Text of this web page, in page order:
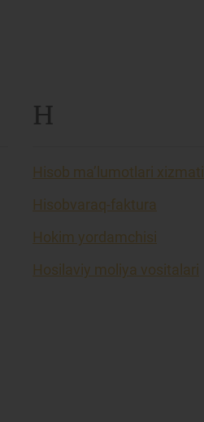
H
Hisob ma’lumotlari xizmati
Hisobvaraq-faktura
Hokim yordamchisi
Hosilaviy moliya vositalari